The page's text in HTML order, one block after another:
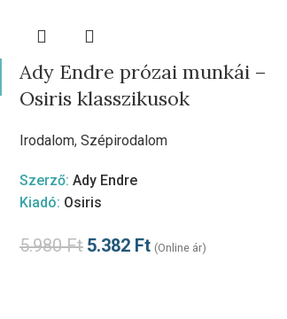
Ady Endre prózai munkái –
Osiris klasszikusok
Irodalom, Szépirodalom
Szerző: Ady Endre
Kiadó: Osiris
5.980Ft 5.382 Ft (Online ár)